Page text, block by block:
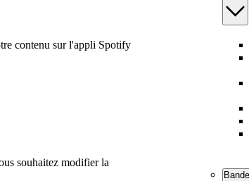
contenu sur l'appli Spotify
souhaitez modifier la